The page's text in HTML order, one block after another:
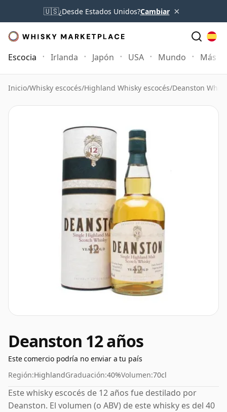
🇺🇸¿Desde Estados Unidos?Cambiar ×
Escocia Irlanda Japón USA Mundo Más
Inicio/Whisky escocés/Highland Whisky escocés/Deanston
Deanston 12 años
Este comercio podría no enviar a tu país
Región:HighlandGraduación:40%Volumen:70cl
Este whisky escocés de 12 años fue destilado por
Deanston. El volumen (o ABV) de este whisky es del 40